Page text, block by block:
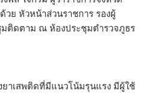
วย หัวหน้าส่วนราชการ รองผู้
มติดตาม ณ ห้องประชุมตำรวจภูธร
ยาเสพติดที่มีแนวโน้มรุนแรง มีผู้ใช้